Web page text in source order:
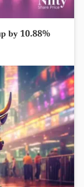
by 10.88%